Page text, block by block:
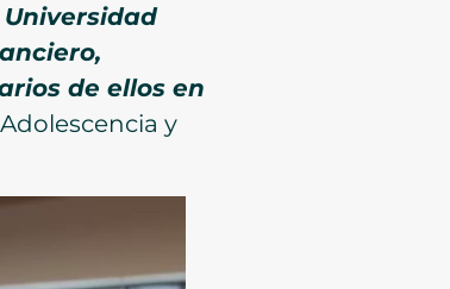
de ellos en
y